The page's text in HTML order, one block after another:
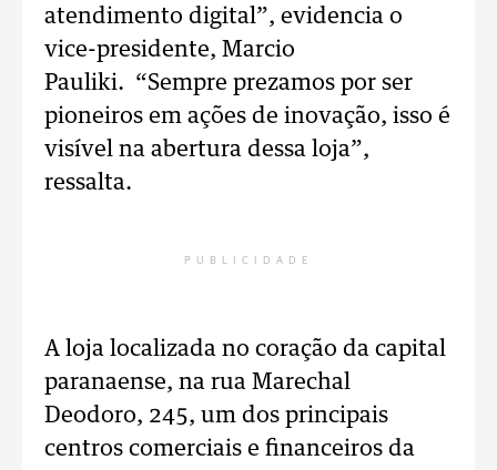
atendimento digital”, evidencia o
vice-presidente, Marcio
Pauliki. “Sempre prezamos por ser
pioneiros em ações de inovação, isso é
visível na abertura dessa loja”,
ressalta.
PUBLICIDADE
A loja localizada no coração da capital
paranaense, na rua Marechal
Deodoro, 245, um dos principais
centros comerciais e financeiros da